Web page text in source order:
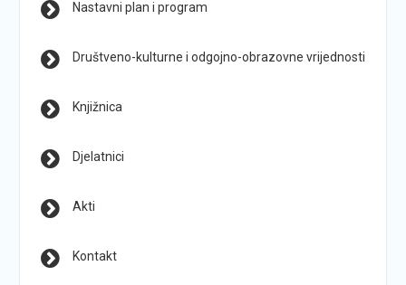
Nastavni plan i program
Društveno-kulturne i odgojno-obrazovne vrijednosti
Knjižnica
Djelatnici
Akti
Kontakt